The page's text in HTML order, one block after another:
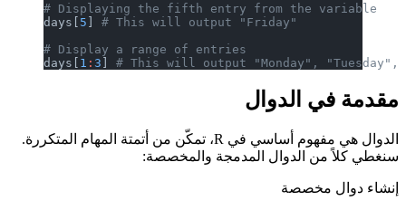
# Displaying the fifth entry from the variable
days[ 5 ] # This will output "Friday"
# Display a range of entries
days[ 1 : 3 ] # This will output "Monday", "Tuesday",
مقدمة في الدوال
الدوال هي مفهوم أساسي في R، تمكّن من أتمتة المهام المتكررة.
سنغطي كلاً من الدوال المدمجة والمخصصة:
إنشاء دوال مخصصة